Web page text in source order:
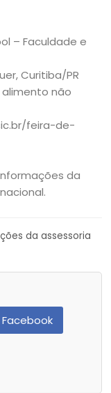
– Faculdade e
Curitiba/PR
não
feira-de-
da
da assessoria
Facebook